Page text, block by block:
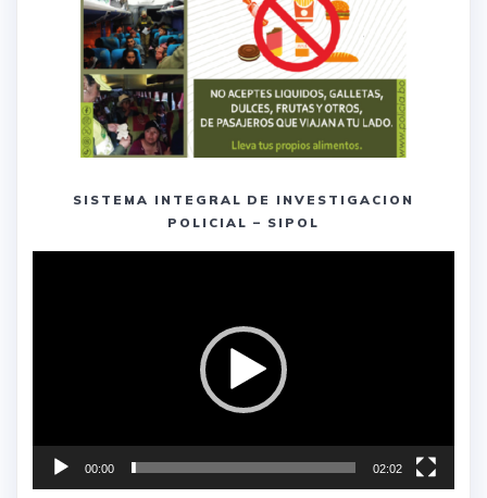
SISTEMA INTEGRAL DE INVESTIGACION
POLICIAL – SIPOL
00:00 02:02